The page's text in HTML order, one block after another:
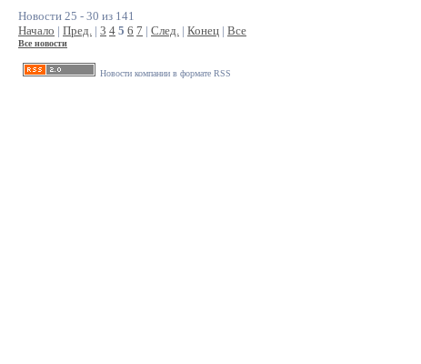
Новости 25 - 30 из 141
Начало | Пред. | 3 4 5 6 7 | След. | Конец | Все
Все новости
Новости компании в формате RSS